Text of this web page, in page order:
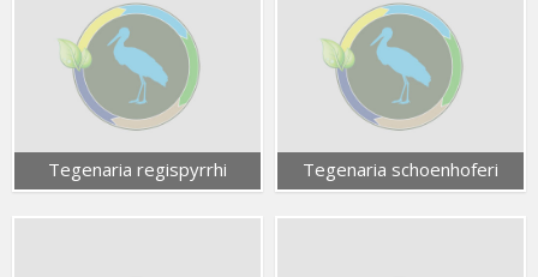
Tegenaria regispyrrhi Tegenaria schoenhoferi